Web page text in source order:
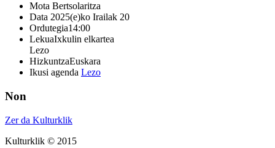
Mota Bertsolaritza
Data 2025(e)ko Irailak 20
Ordutegia14:00
LekuaIxkulin elkartea
Lezo
HizkuntzaEuskara
Ikusi agenda Lezo
Non
Zer da Kulturklik
Kulturklik © 2015